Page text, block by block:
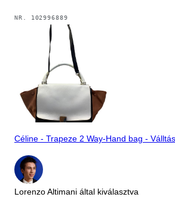
NR. 102996889
Céline - Trapeze 2 Way-Hand bag -
Lorenzo Altimani által kiválasztva